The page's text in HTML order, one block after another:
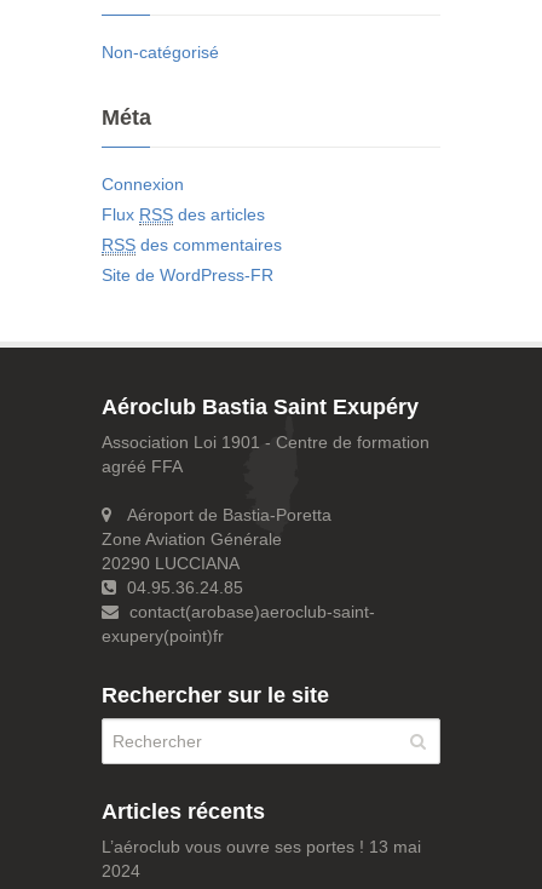
Non-catégorisé
Méta
Connexion
Flux RSS des articles
RSS des commentaires
Site de WordPress-FR
Aéroclub Bastia Saint Exupéry
Association Loi 1901 - Centre de formation
agréé FFA
Aéroport de Bastia-Poretta
Zone Aviation Générale
20290 LUCCIANA
04.95.36.24.85
contact(arobase)aeroclub-saint-
exupery(point)fr
Rechercher sur le site
Articles récents
L’aéroclub vous ouvre ses portes ! 13 mai
2024